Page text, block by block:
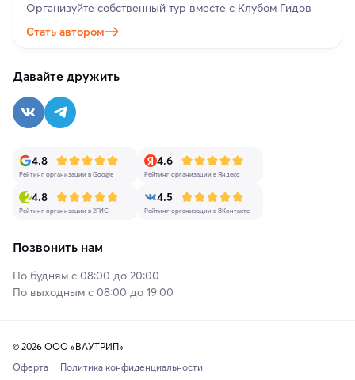
Организуйте собственный тур вместе с Клубом Гидов
Стать автором
Давайте дружить
4.8
Рейтинг организации в Google
4.6
Рейтинг организации в Яндекс
4.8
Рейтинг организации в 2ГИС
4.5
Рейтинг организации в ВКонтакте
Позвонить нам
По будням с 08:00 до 20:00
По выходным с 08:00 до 19:00
© 2026 ООО «ВАУТРИП»
Оферта
Политика конфиденциальности